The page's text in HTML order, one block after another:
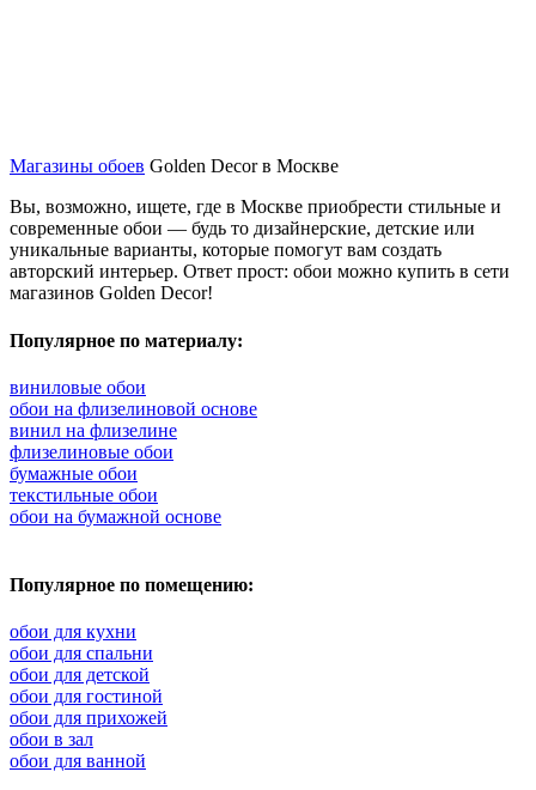
Магазины обоев Golden Decor в Москве
Вы, возможно, ищете, где в Москве приобрести стильные и
современные обои — будь то дизайнерские, детские или
уникальные варианты, которые помогут вам создать
авторский интерьер. Ответ прост: обои можно купить в сети
магазинов Golden Decor!
Популярное по материалу:
виниловые обои
обои на флизелиновой основе
винил на флизелине
флизелиновые обои
бумажные обои
текстильные обои
обои на бумажной основе
Популярное по помещению:
обои для кухни
обои для спальни
обои для детской
обои для гостиной
обои для прихожей
обои в зал
обои для ванной